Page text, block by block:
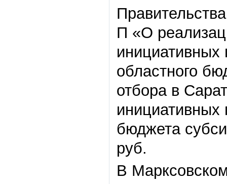
П «О
инициативных
областного
отбора в
инициативных
бюджета
руб.
В